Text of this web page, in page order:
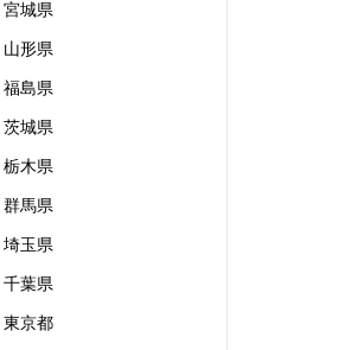
宮城県
山形県
福島県
茨城県
栃木県
群馬県
埼玉県
千葉県
東京都